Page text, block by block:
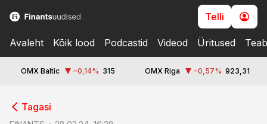
Telli
Avaleht Kõik lood Podcastid Videod Üritused
OMX Baltic −0,14% 315 OMX Riga −0,57% 923,31
Tagasi